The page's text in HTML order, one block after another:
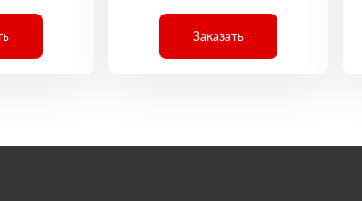
Заказать